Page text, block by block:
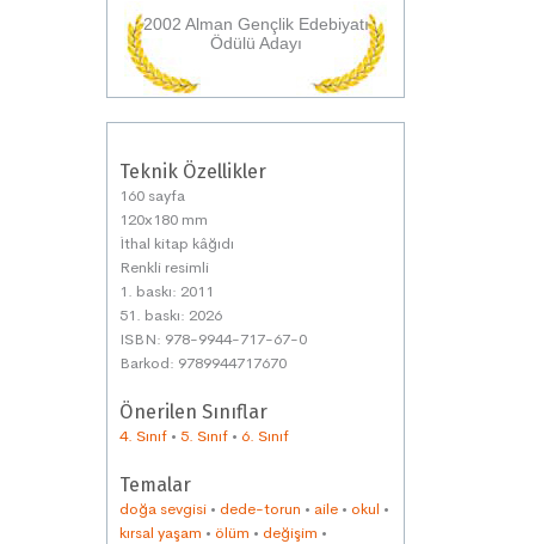
2002 Alman Gençlik Edebiyatı
Ödülü Adayı
Teknik Özellikler
160 sayfa
120x180 mm
İthal kitap kâğıdı
Renkli resimli
1. baskı: 2011
51. baskı: 2026
ISBN: 978-9944-717-67-0
Barkod: 9789944717670
Önerilen Sınıflar
4. Sınıf • 5. Sınıf • 6. Sınıf
Temalar
doğa sevgisi • dede-torun • aile • okul •
kırsal yaşam • ölüm • değişim •